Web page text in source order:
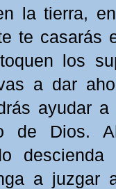
la tierra,
te casarás
los
a dar
ayudar
de Dios.
a juzgar